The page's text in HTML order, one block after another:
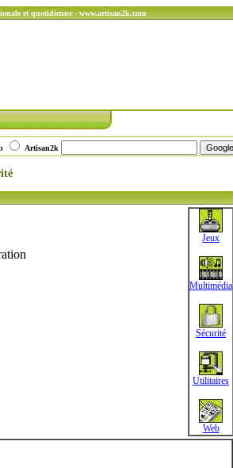
et quotidienne - www.artisan2k.com
Artisan2k
Jeux
Multimédia
Sécurité
Utilitaires
Web